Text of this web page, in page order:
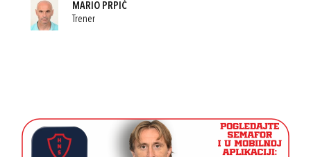
MARIO PRPIĆ
Trener